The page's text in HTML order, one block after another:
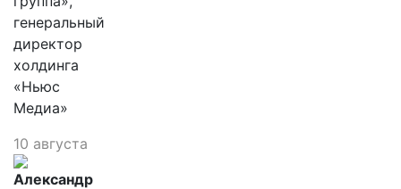
генеральный
директор
холдинга
«Ньюс
Медиа»
10 августа
Александр